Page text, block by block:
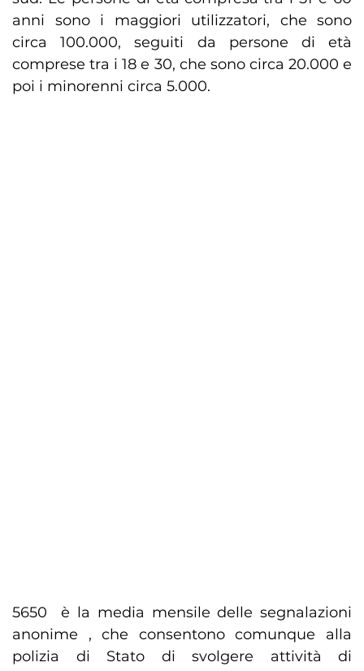
anni sono i maggiori utilizzatori, che sono
circa 100.000, seguiti da persone di età
comprese tra i 18 e 30, che sono circa 20.000 e
poi i minorenni circa 5.000.
5650 è la media mensile delle segnalazioni
anonime , che consentono comunque alla
polizia di Stato di svolgere attività di